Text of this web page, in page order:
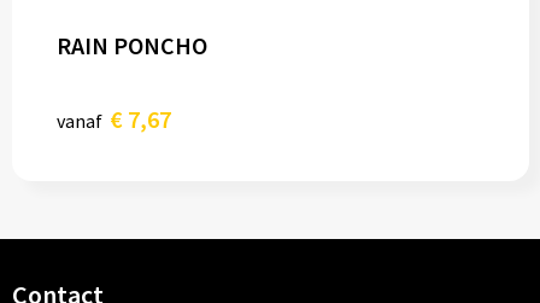
RAIN PONCHO
vanaf € 7,67
Contact